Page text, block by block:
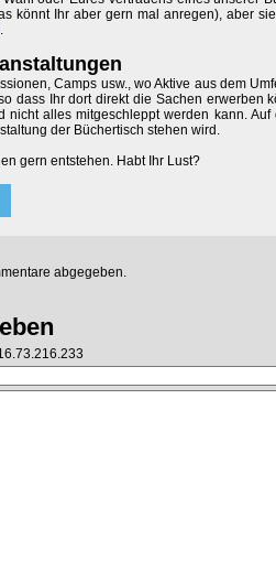
könnt Ihr aber gern mal anregen), aber
.
Camps usw., wo Aktive aus dem
dass Ihr dort direkt die Sachen erwerben
nicht alles mitgeschleppt werden kann.
der Büchertisch stehen wird.
gern entstehen. Habt Ihr Lust?
abgegeben.